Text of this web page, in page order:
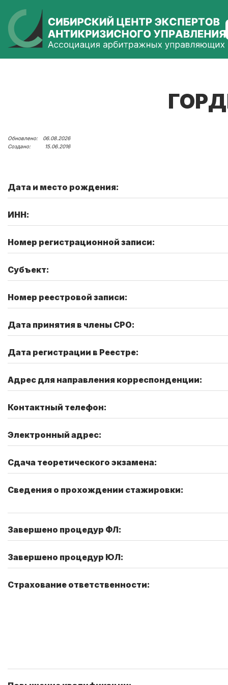
06.08.2026
15.06.2016
Дата и место рождения:
ИНН:
Номер регистрационной записи:
Субъект:
Номер реестровой записи:
Дата принятия в члены СРО:
Дата регистрации в Реестре:
Адрес для направления корреспонденции:
Контактный телефон:
Электронный адрес:
Сдача теоретического экзамена:
Сведения о прохождении стажировки:
Завершено процедур ФЛ:
Завершено процедур ЮЛ:
Страхование ответственности: